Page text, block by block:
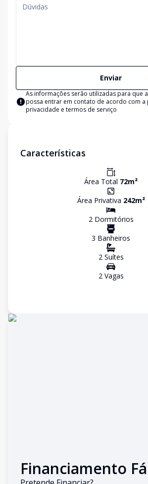
Enviar
As informações serão utilizadas para que
possa entrar em contato de acordo com a
privacidade e termos de serviço
Características
Área Total 72m²
Área Privativa 242m²
2Dormitórios
3 Banheiros
2Suítes
2Vagas
Financiamento